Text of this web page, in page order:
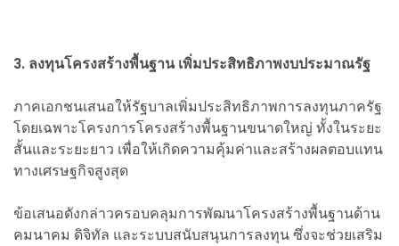
3. ลงทุนโครงสร้างพื้นฐาน เพิ่มประสิทธิภาพงบประมาณรัฐ
ภาคเอกชนเสนอให้รัฐบาลเพิ่มประสิทธิภาพการลงทุนภาครัฐ
โดยเฉพาะโครงการโครงสร้างพื้นฐานขนาดใหญ่ ทั้งในระยะ
สั้นและระยะยาว เพื่อให้เกิดความคุ้มค่าและสร้างผลตอบแทน
ทางเศรษฐกิจสูงสุด
ข้อเสนอดังกล่าวครอบคลุมการพัฒนาโครงสร้างพื้นฐานด้าน
คมนาคม ดิจิทัล และระบบสนับสนุนการลงทุน ซึ่งจะช่วยเสริม